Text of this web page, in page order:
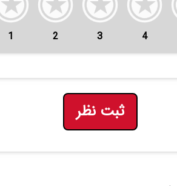
1 2 3 4
ثبت نظر